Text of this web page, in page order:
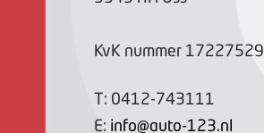
KvK nummer 17227529
T: 0412-743111
E: info@auto-123.nl